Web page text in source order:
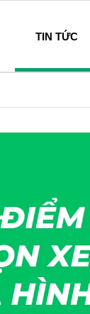
TIN TỨC